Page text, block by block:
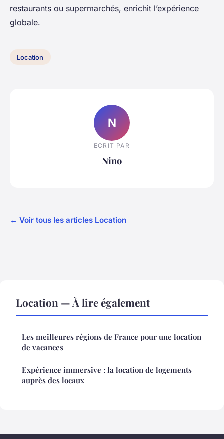
restaurants ou supermarchés, enrichit l’expérience
globale.
Location
N
ECRIT PAR
Nino
← Voir tous les articles Location
Location — À lire également
Les meilleures régions de France pour une location
de vacances
Expérience immersive : la location de logements
auprès des locaux